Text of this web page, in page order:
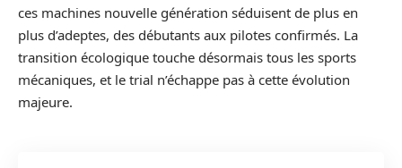
ces machines nouvelle génération séduisent de plus en
plus d’adeptes, des débutants aux pilotes confirmés. La
transition écologique touche désormais tous les sports
mécaniques, et le trial n’échappe pas à cette évolution
majeure.